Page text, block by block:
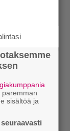
–
Se-
Sama
paremman
sisältöä ja